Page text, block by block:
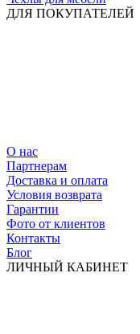
ДЛЯ ПОКУПАТЕЛЕЙ
О нас
Партнерам
Доставка и оплата
Условия возврата
Гарантии
Фото от клиентов
Контакты
Блог
ЛИЧНЫЙ КАБИНЕТ